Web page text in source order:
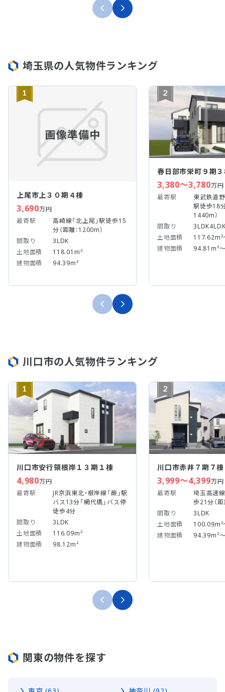
埼玉県の人気物件ランキング
1
上尾市上３０期４棟
3,690万円
最寄駅
高崎線「北上尾」駅徒歩15
分（距離：1200m）
間取り
3LDK
土地面積
118.01m²
建物面積
94.39m²
2
春日部市栄町９期
3,380～3,780万円
最寄駅
東武鉄道
駅徒歩18分
1440m）
間取り
土地面積
建物面積
94.81m²
川口市の人気物件ランキング
1
川口市安行領根岸１３期１棟
4,980万円
最寄駅
JR京浜東北・根岸線「蕨」駅
バス13分「網代橋」バス停
徒歩4分
間取り
3LDK
土地面積
116.09m²
建物面積
98.12m²
2
川口市赤井７期７棟
3,999～4,399万円
最寄駅
埼玉高速
歩21分（
間取り
3LDK
土地面積
建物面積
94.39m²
関東の物件を探す